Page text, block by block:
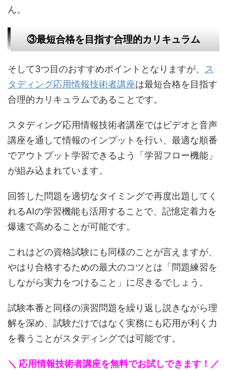
ん。
③最短合格を目指す合理的カリキュラム
そして3つ目のおすすめポイントとなりますが、
ス
タディング応用情報技術者講座は最短合格を目指す
合理的カリキュラムであることです。
スタディング応用情報技術者講座ではビデオと音声
講座を通して情報のインプットを行い、最適な順番
でアウトプット学習できるよう「学習フロー機能」
が組み込まれています。
回答した問題を適切なタイミングで再度出題してく
れるAIの学習機能も活用することで、記憶定着力を
爆速で高めることが可能です。
これはどの資格試験にも同様のことが言えますが、
やはり合格するための最大のコツとは「問題練習を
しながら実力をつけること」に尽きるでしょう。
試験本番と同様の演習問題を繰り返し説きながら理
解を深め、試験だけではなく実務にも応用が利く力
を養うことがスタディングでは可能です。
＼ 応用情報技術者講座を無料でお試しできます！／